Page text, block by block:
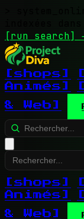
indexées
[run search]
[shops]
Animés]
& Web]
[shops]
Animés]
& Web]